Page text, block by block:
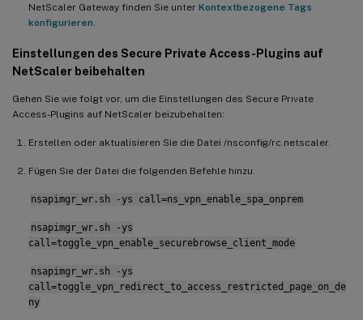
NetScaler Gateway finden Sie unter Kontextbezogene Tags
konfigurieren
Einstellungen des Secure Private Access-Plugins auf
NetScaler beibehalten
Gehen Sie wie folgt vor, um die Einstellungen des Secure Private
Access-Plugins auf NetScaler beizubehalten:
Erstellen oder aktualisieren Sie die Datei /nsconfig/rc.netscaler.
Fügen Sie der Datei die folgenden Befehle hinzu.
nsapimgr_wr.sh -ys call=ns_vpn_enable_spa_onprem
nsapimgr_wr.sh -ys
call=toggle_vpn_enable_securebrowse_client_mode
nsapimgr_wr.sh -ys
call=toggle_vpn_redirect_to_access_restricted_page_on_de
ny